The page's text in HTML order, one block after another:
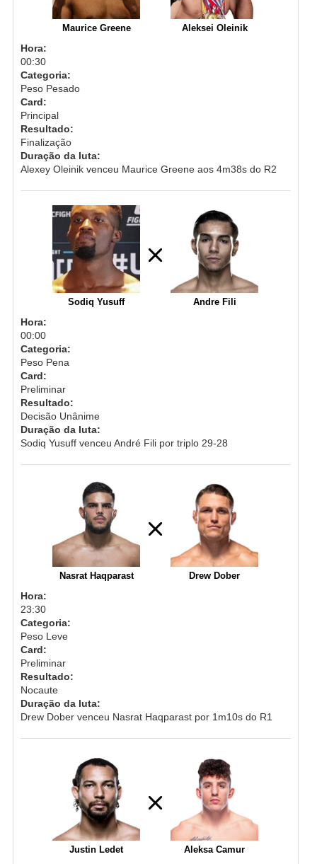
Maurice Greene Aleksei Oleinik
Hora:
00:30
Categoria:
Peso Pesado
Card:
Principal
Resultado:
Finalização
Duração da luta:
Alexey Oleinik venceu Maurice Greene aos 4m38s do R2
Sodiq Yusuff Andre Fili
Hora:
00:00
Categoria:
Peso Pena
Card:
Preliminar
Resultado:
Decisão Unânime
Duração da luta:
Sodiq Yusuff venceu André Fili por triplo 29-28
Nasrat Haqparast Drew Dober
Hora:
23:30
Categoria:
Peso Leve
Card:
Preliminar
Resultado:
Nocaute
Duração da luta:
Drew Dober venceu Nasrat Haqparast por 1m10s do R1
Justin Ledet Aleksa Camur